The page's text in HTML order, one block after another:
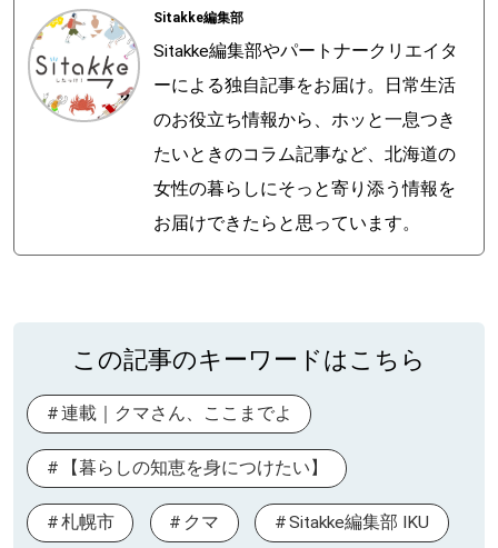
Sitakke編集部
Sitakke編集部やパートナークリエイタ
ーによる独自記事をお届け。日常生活
のお役立ち情報から、ホッと一息つき
たいときのコラム記事など、北海道の
女性の暮らしにそっと寄り添う情報を
お届けできたらと思っています。
この記事のキーワードはこちら
連載｜クマさん、ここまでよ
【暮らしの知恵を身につけたい】
札幌市 クマ Sitakke編集部 IKU